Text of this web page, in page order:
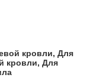
кровли, Для
кровли, Для